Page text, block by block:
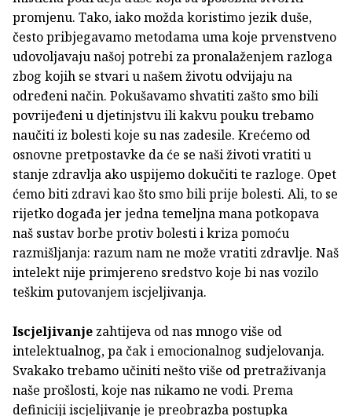
promjenu. Tako, iako možda koristimo jezik duše,
često pribjegavamo metodama uma koje prvenstveno
udovoljavaju našoj potrebi za pronalaženjem razloga
zbog kojih se stvari u našem životu odvijaju na
određeni način. Pokušavamo shvatiti zašto smo bili
povrijeđeni u djetinjstvu ili kakvu pouku trebamo
naučiti iz bolesti koje su nas zadesile. Krećemo od
osnovne pretpostavke da će se naši životi vratiti u
stanje zdravlja ako uspijemo dokučiti te razloge. Opet
ćemo biti zdravi kao što smo bili prije bolesti. Ali, to se
rijetko događa jer jedna temeljna mana potkopava
naš sustav borbe protiv bolesti i kriza pomoću
razmišljanja: razum nam ne može vratiti zdravlje. Naš
intelekt nije primjereno sredstvo koje bi nas vozilo
teškim putovanjem iscjeljivanja.
Iscjeljivanje zahtijeva od nas mnogo više od
intelektualnog, pa čak i emocionalnog sudjelovanja.
Svakako trebamo učiniti nešto više od pretraživanja
naše prošlosti, koje nas nikamo ne vodi. Prema
definiciji iscjeljivanje je preobrazba postupka